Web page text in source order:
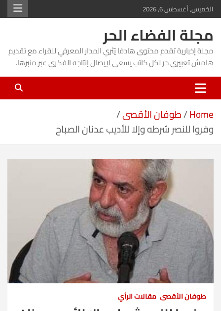
Skip
to
content
الخميس, أغسطس 6, 2026
مجلة الفضاء الحر
مجلة إخبارية تقدم محتوى هادفا يُثري المدار المعرفي للقراء مع تقديم
هامش تعبيري حر لكل كاتب يسعى لإيصال إنتاجه الفكري عبر منبرها.
Home طوفان الأقصى
وفروا للنصر شرطه وإلا للأديب عدنان الصباح
طوفان الأقصى مقالات الرأي